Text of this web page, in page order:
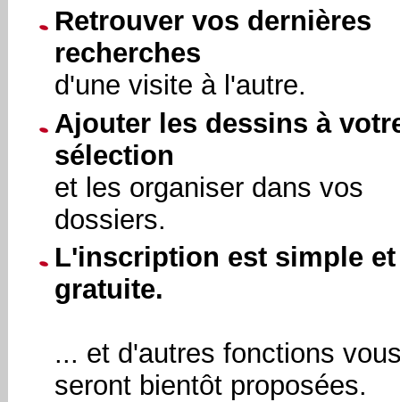
Retrouver vos dernières
recherches
d'une visite à l'autre.
Ajouter les dessins à
sélection
et les organiser dans vos
dossiers.
L'inscription est simple et
gratuite.
... et d'autres fonctions
seront bientôt proposées.